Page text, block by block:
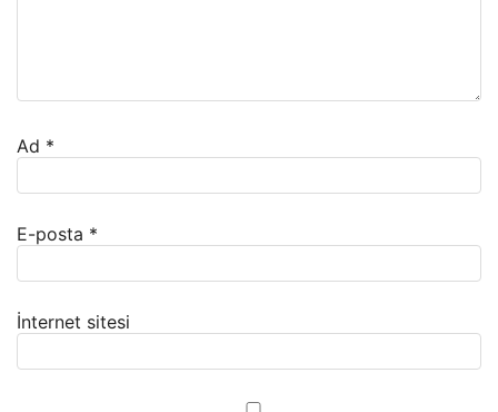
Ad *
E-posta *
İnternet sitesi